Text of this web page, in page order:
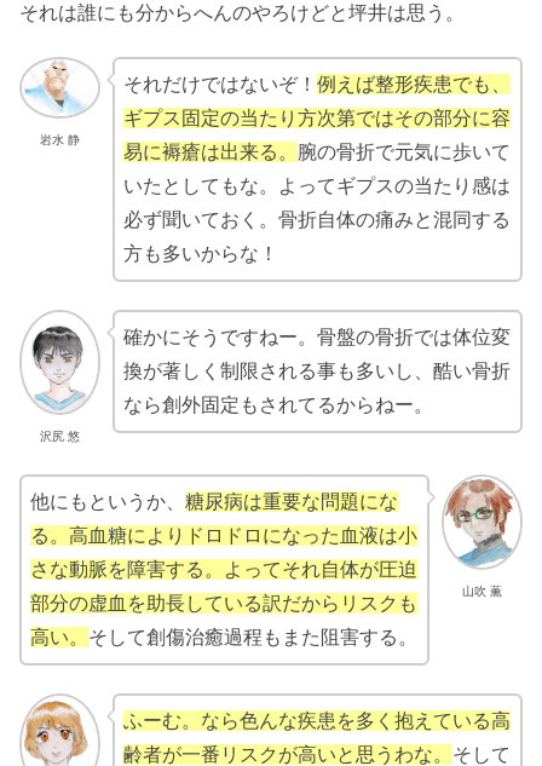
それは誰にも分からへんのやろけどと坪井は思う。
岩水 静
それだけではないぞ！ 例えば整形疾患でも、
ギプス固定の当たり方次第ではその部分に容
易に褥瘡は出来る。
腕の骨折で元気に歩いて
いたとしてもな。よってギプスの当たり感は
必ず聞いておく。骨折自体の痛みと混同する
方も多いからな！
沢尻 悠
確かにそうですねー。骨盤の骨折では体位変
換が著しく制限される事も多いし、酷い骨折
なら創外固定もされてるからねー。
山吹 薫
他にもというか、 糖尿病は重要な問題にな
る。高血糖によりドロドロになった血液は小
さな動脈を障害する。よってそれ自体が圧迫
部分の虚血を助長している訳だからリスクも
高い。 そして創傷治癒過程もまた阻害する。
ふーむ。なら色んな疾患を多く抱えている高
齢者が一番リスクが高いと思うわな。 そして